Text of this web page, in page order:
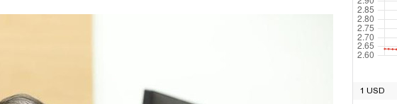
1 USD